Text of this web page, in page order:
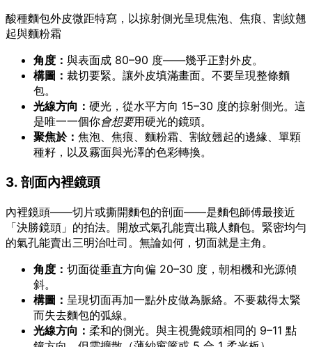
酸種麵包外皮微距特寫，以掠射側光呈現焦泡、焦痕、割紋翹
起與麵粉霜
角度： 與表面成 80–90 度——幾乎正對外皮。
構圖： 裁切要緊。讓外皮填滿畫面。不要呈現整條麵
包。
光線方向： 硬光，從水平方向 15–30 度的掠射側光。這
是唯一一個你會想要用硬光的鏡頭。
聚焦於： 焦泡、焦痕、麵粉霜、割紋翹起的邊緣、單顆
種籽，以及霧面與光澤的色彩轉換。
3. 剖面內裡鏡頭
內裡鏡頭——切片或撕開麵包的剖面——是麵包師傅最接近
「決勝鏡頭」的拍法。開放式氣孔能賣出職人麵包。緊密均勻
的氣孔能賣出三明治吐司。無論如何，切面就是主角。
角度： 切面從垂直方向偏 20–30 度，朝相機和光源傾
斜。
構圖： 呈現切面再加一點外皮做為脈絡。不要裁得太緊
而失去麵包的弧線。
光線方向： 柔和的側光。與主視覺鏡頭相同的 9–11 點